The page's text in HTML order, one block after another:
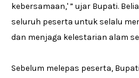
kebersamaan,' ” ujar Bupati.
seluruh peserta untuk selalu
dan menjaga kelestarian alam
Sebelum melepas peserta,